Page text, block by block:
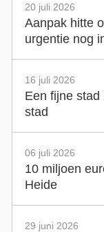
20 juli 2026
Aanpak hitte
urgentie nog
16 juli 2026
Een fijne
stad
06 juli 2026
10 miljoen
Heide
29 juni 2026